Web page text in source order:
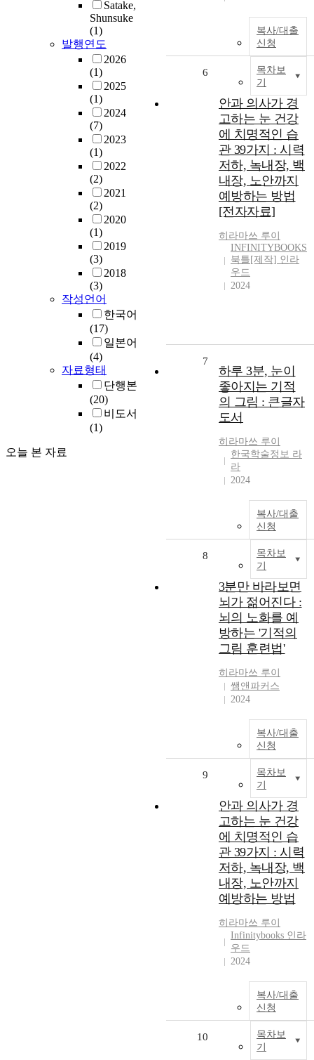
Satake,
Shunsuke
(1)
발행연도
2026
(1)
2025
(1)
2024
(7)
2023
(1)
2022
(2)
2021
(2)
2020
(1)
2019
(3)
2018
(3)
작성언어
한국어
(17)
일본어
(4)
자료형태
단행본
(20)
비도서
(1)
오늘 본 자료
복사/대출
신청
목차보
기
6
안과 의사가 경
고하는 눈 건강
에 치명적인 습
관 39가지 : 시력
저하, 녹내장, 백
내장, 노안까지
예방하는 방법
[전자자료]
히라마쓰 루이
INFINITYBOOKS
북틀[제작] 인라
우드
2024
7
하루 3분, 눈이
좋아지는 기적
의 그림 : 큰글자
도서
히라마쓰 루이
한국학술정보 라
라
2024
복사/대출
신청
목차보
기
8
3분만 바라보면
뇌가 젊어진다 :
뇌의 노화를 예
방하는 '기적의
그림 훈련법'
히라마쓰 루이
쌤앤파커스
2024
복사/대출
신청
목차보
기
9
안과 의사가 경
고하는 눈 건강
에 치명적인 습
관 39가지 : 시력
저하, 녹내장, 백
내장, 노안까지
예방하는 방법
히라마쓰 루이
Infinitybooks 인라
우드
2024
복사/대출
신청
목차보
기
10